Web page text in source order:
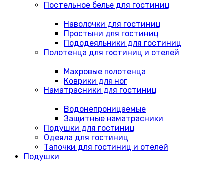
Постельное белье для гостиниц
Наволочки для гостиниц
Простыни для гостиниц
Пододеяльники для гостиниц
Полотенца для гостиниц и отелей
Махровые полотенца
Коврики для ног
Наматрасники для гостиниц
Водонепроницаемые
Защитные наматрасники
Подушки для гостиниц
Одеяла для гостиниц
Тапочки для гостиниц и отелей
Подушки